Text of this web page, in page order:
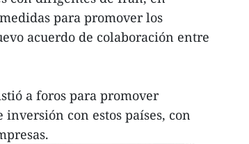
para promover los
acuerdo de colaboración entre
a foros para promover
con estos países, con